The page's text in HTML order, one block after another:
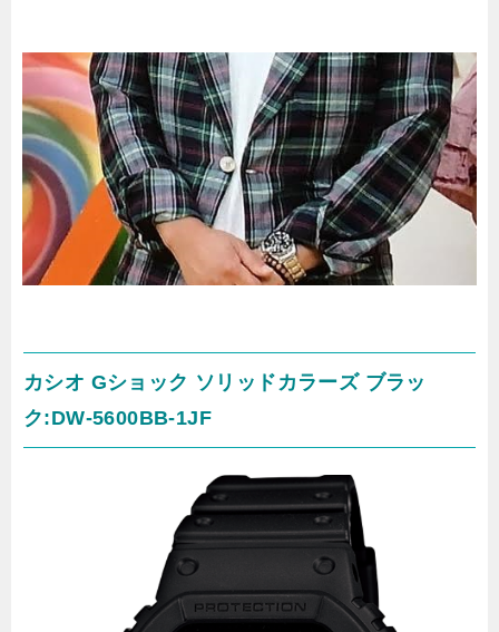
カシオ Gショック ソリッドカラーズ ブラッ
ク:DW-5600BB-1JF